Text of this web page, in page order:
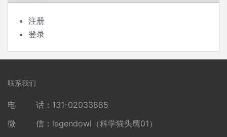
注册
登录
联系我们
电 话：131-02033885
微 信：legendowl（科学猫头鹰01）